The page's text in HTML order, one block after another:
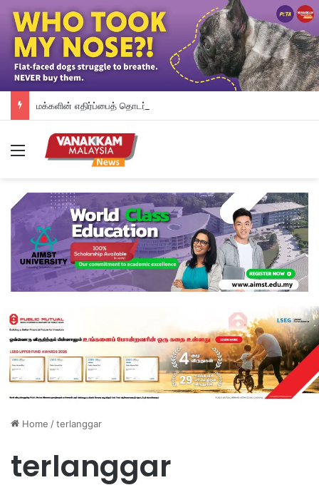
Menu
Home /terlanggar
terlanggar